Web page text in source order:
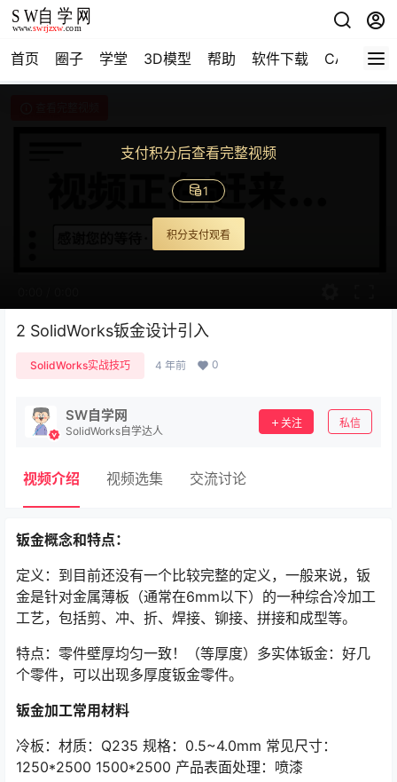
首页 圈子 学堂 3D模型 帮助 软件下载 CAD资料
支付积分后查看完整视频
1
积分支付观看
2 SolidWorks钣金设计引入
SolidWorks实战技巧 4 年前 0
SW自学网
SolidWorks自学达人
关注 私信
视频介绍 视频选集 交流讨论
钣金概念和特点：
定义：到目前还没有一个比较完整的定义，一般来说，钣
金是针对金属薄板（通常在6mm以下）的一种综合冷加工
工艺，包括剪、冲、折、焊接、铆接、拼接和成型等。
特点：零件壁厚均匀一致！（等厚度）多实体钣金：好几
个零件，可以出现多厚度钣金零件。
钣金加工常用材料
冷板：材质：Q235 规格：0.5~4.0mm 常见尺寸：
1250*2500 1500*2500 产品表面处理：喷漆